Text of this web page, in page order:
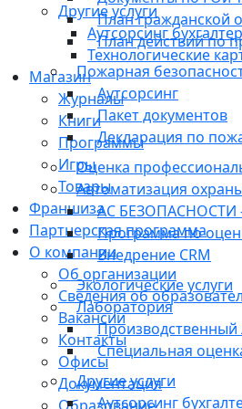
Другие услуги
Аутсорсинг
Технологические
Магазин
Журналы
Книги
Программы
Игры
Товары
Франшиза
Партнерская программа
О компании
Об организации
Сведения об
Вакансии
Контакты
Офисы
Документация
План гражданской
План действий по
Пожарная
Аутсорсинг
Пакет документов
Декларация по
Оценка
Автоматизация
АС БЕЗОПАСНОСТИ –
Программа по
Внедрение CRM
Экологические услуги
Лаборатория
Производственный
Специальная
Другие услуги
Аутсорсинг